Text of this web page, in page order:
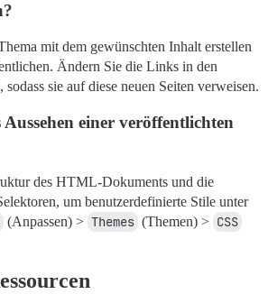
mit dem gewünschten Inhalt erstellen
Ändern Sie die Links in den
sie auf diese neuen Seiten verweisen.
einer veröffentlichten
des HTML-Dokuments und die
um benutzerdefinierte Stile unter
(Anpassen) > Themes (Themen) > CSS